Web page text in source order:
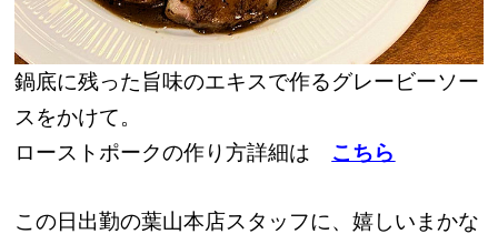
鍋底に残った旨味のエキスで作るグレービーソー
スをかけて。
ローストポークの作り方詳細は こちら
この日出勤の葉山本店スタッフに、嬉しいまかな